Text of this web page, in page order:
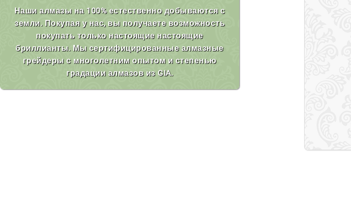
Наши алмазы на 100% естественно добываются с
земли. Покупая у нас, вы получаете возможность
покупать только настоящие настоящие
бриллианты. Мы сертифицированные алмазные
грейдеры с многолетним опытом и степенью
градации алмазов из GIA.